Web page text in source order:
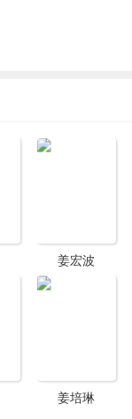
姜宏波
姜培琳